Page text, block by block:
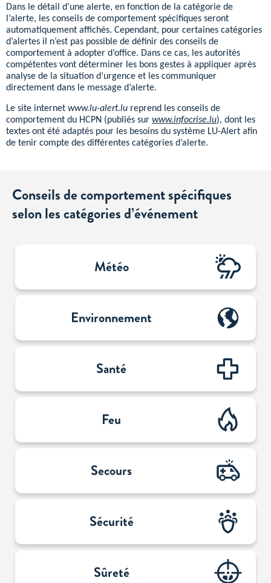
Dans le détail d’une alerte, en fonction de la catégorie de
l’alerte, les conseils de comportement spécifiques seront
automatiquement affichés. Cependant, pour certaines catégories
d’alertes il n’est pas possible de définir des conseils de
comportement à adopter d’office. Dans ce cas, les autorités
compétentes vont déterminer les bons gestes à appliquer après
analyse de la situation d’urgence et les communiquer
directement dans le message d’alerte.
Le site internet www.lu-alert.lu reprend les conseils de
comportement du HCPN (publiés sur www.infocrise.lu), dont les
textes ont été adaptés pour les besoins du système LU-Alert afin
de tenir compte des différentes catégories d’alerte.
Conseils de comportement spécifiques
selon les catégories d’événement
Météo
Environnement
Santé
Feu
Secours
Sécurité
Sûreté